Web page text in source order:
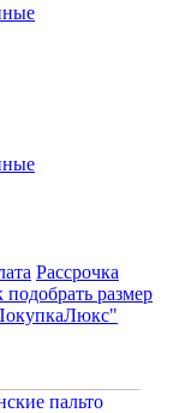
Рассрочка
подобрать размер